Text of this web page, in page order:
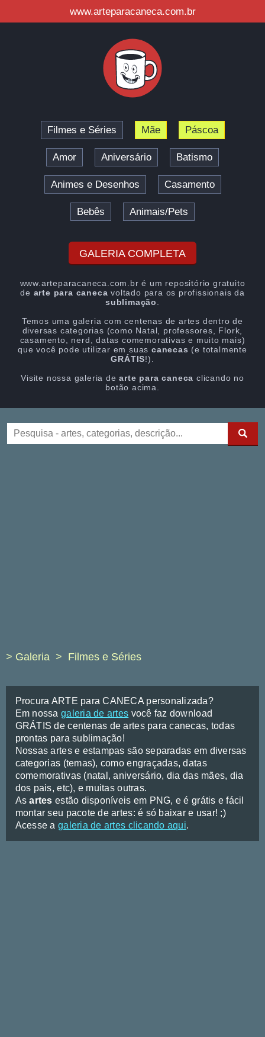
www.arteparacaneca.com.br
Filmes e Séries Mãe Páscoa
Amor Aniversário Batismo
Animes e Desenhos Casamento
Bebês Animais/Pets
GALERIA COMPLETA
www.arteparacaneca.com.br é um repositório gratuito
de arte para caneca voltado para os profissionais da
sublimação
Temos uma galeria com centenas de artes dentro de
diversas categorias (como Natal, professores, Flork,
casamento, nerd, datas comemorativas e muito mais)
que você pode utilizar em suas canecas (e totalmente
GRÁTIS!).
Visite nossa galeria dearte para caneca clicando no
botão acima.
> Galeria Filmes e Séries
Procura ARTE para CANECA personalizada?
Em nossa galeria de artes você faz download
GRÁTIS de centenas de artes para canecas, todas
prontas para sublimação!
Nossas artes e estampas são separadas em diversas
categorias (temas), como engraçadas, datas
comemorativas (natal, aniversário, dia das mães, dia
dos pais, etc), e muitas outras.
Asartes estão disponíveis em PNG, e é grátis e fácil
montar seu pacote de artes: é só baixar e usar! ;)
Acesse a galeria de artes clicando aqui.